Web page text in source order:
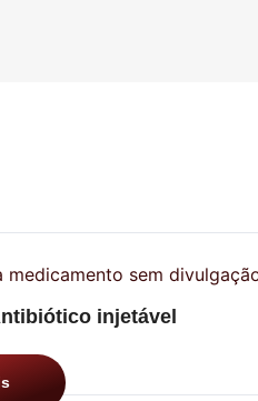
injetável